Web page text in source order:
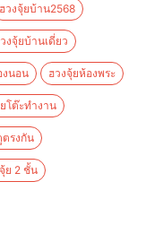
ฮวงจุ้ยบ้าน2568
งจุ้ยบ้านเดี่ยว
งนอน ฮวงจุ้ยห้องพระ
โต๊ะทำงาน
ตรงกัน
ย 2 ชั้น